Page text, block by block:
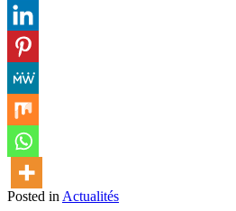
Posted in Actualités